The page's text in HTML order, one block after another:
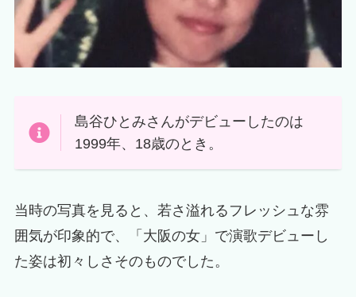
島谷ひとみさんがデビューしたのは
1999年、18歳のとき。
当時の写真を見ると、若さ溢れるフレッシュな雰
囲気が印象的で、「大阪の女」で演歌デビューし
た姿は初々しさそのものでした。